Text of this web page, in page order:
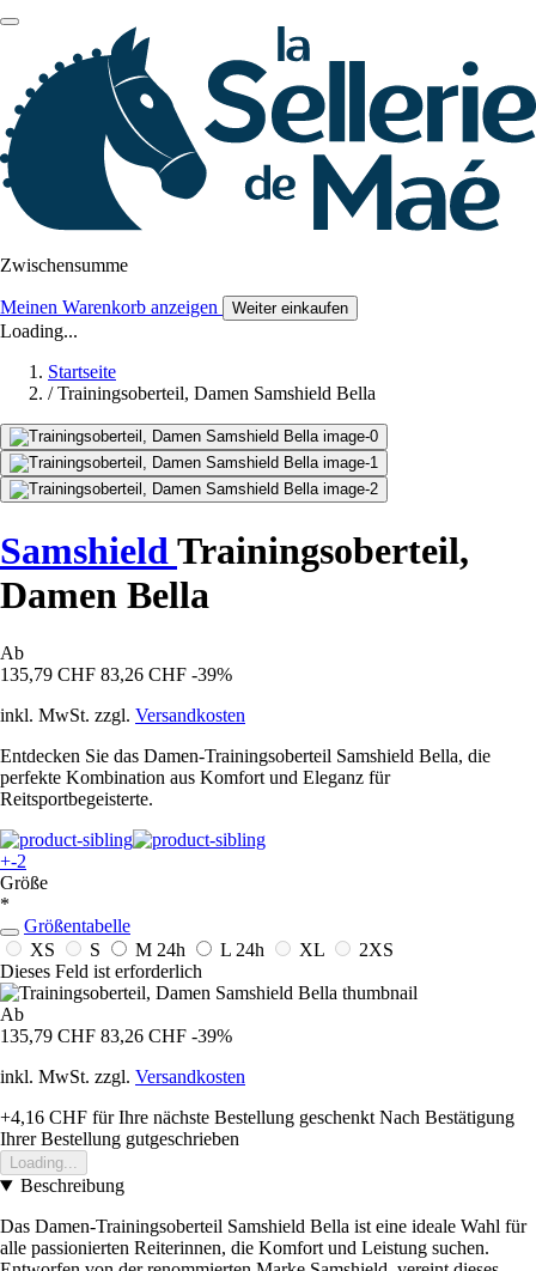
Zwischensumme
Meinen Warenkorb anzeigen Weiter einkaufen
Loading...
Startseite
/ Trainingsoberteil, Damen Samshield Bella
Samshield Trainingsoberteil,
Damen Bella
Ab
135,79 CHF 83,26 CHF -39%
inkl. MwSt. zzgl. Versandkosten
Entdecken Sie das Damen-Trainingsoberteil Samshield Bella, die
perfekte Kombination aus Komfort und Eleganz für
Reitsportbegeisterte.
+-2
Größe
*
Größentabelle
XS
S M 24h L 24h XL
2XS
Dieses Feld ist erforderlich
Ab
135,79 CHF 83,26 CHF -39%
inkl. MwSt. zzgl. Versandkosten
+4,16 CHF für Ihre nächste Bestellung geschenkt Nach Bestätigung
Ihrer Bestellung gutgeschrieben
Loading...
Beschreibung
Das Damen-Trainingsoberteil Samshield Bella ist eine ideale Wahl für
alle passionierten Reiterinnen, die Komfort und Leistung suchen.